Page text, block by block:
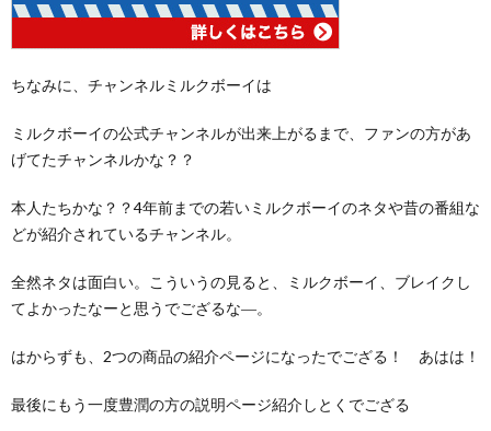
ちなみに、チャンネルミルクボーイは
ミルクボーイの公式チャンネルが出来上がるまで、ファンの方があ
げてたチャンネルかな？？
本人たちかな？？4年前までの若いミルクボーイのネタや昔の番組な
どが紹介されているチャンネル。
全然ネタは面白い。こういうの見ると、ミルクボーイ、ブレイクし
てよかったなーと思うでござるな―。
はからずも、2つの商品の紹介ページになったでござる！ あはは！
最後にもう一度豊潤の方の説明ページ紹介しとくでござる